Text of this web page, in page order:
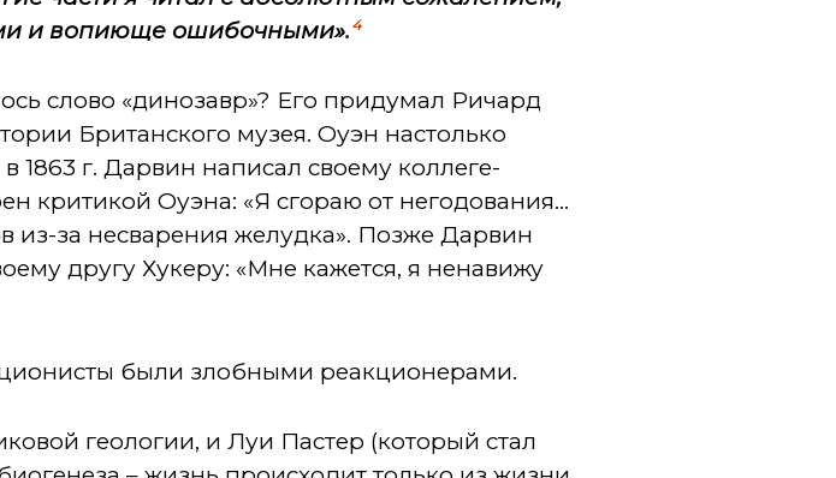
и вопиюще ошибочными». 4
слово «динозавр»? Его придумал Ричард
Британского музея. Оуэн настолько
1863 г. Дарвин написал своему коллеге-
критикой Оуэна: «Я сгораю от негодования...
из-за несварения желудка». Позже Дарвин
другу Хукеру: «Мне кажется, я ненавижу
были злобными реакционерами.
геологии, и Луи Пастер (который стал